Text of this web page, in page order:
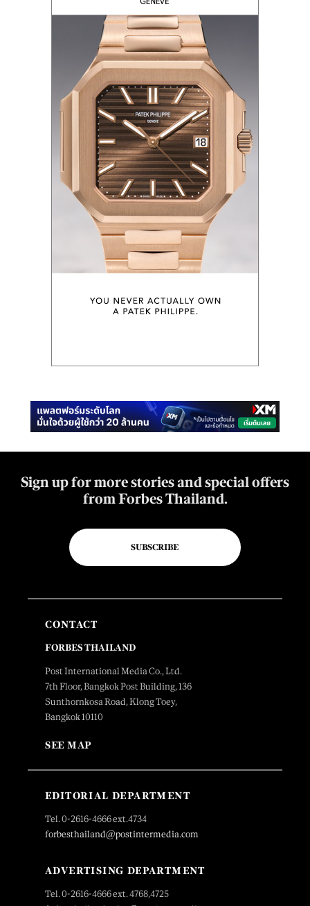
Sign up for more stories and special offers
from Forbes Thailand.
SUBSCRIBE
CONTACT
FORBES THAILAND
Post International Media Co., Ltd.
7th Floor, Bangkok Post Building, 136
Sunthornkosa Road, Klong Toey,
Bangkok 10110
SEE MAP
EDITORIAL DEPARTMENT
Tel. 0-2616-4666 ext.4734
forbesthailand@postintermedia.com
ADVERTISING DEPARTMENT
Tel. 0-2616-4666 ext. 4768,4725